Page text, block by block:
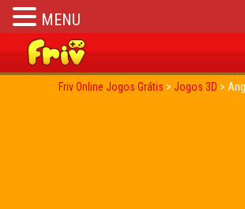
Friv Online Jogos Grátis > Jogos 3D >
MENU